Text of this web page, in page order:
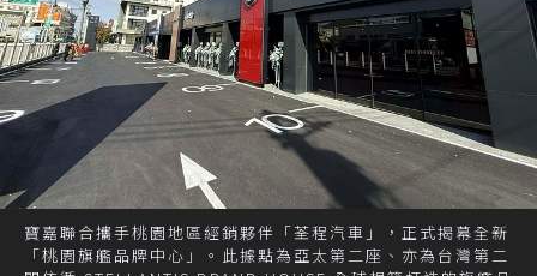
寶嘉聯合攜手桃園地區經銷夥伴「荃程汽車」，正式揭幕全新
「桃園旗艦品牌中心」。此據點為亞太第二座、亦為台灣第二